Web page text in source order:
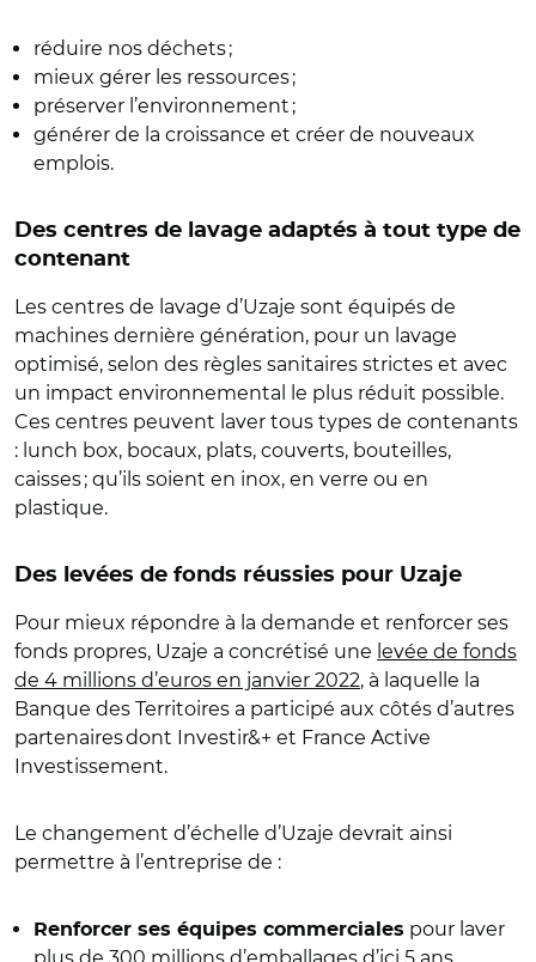
réduire nos déchets ;
mieux gérer les ressources ;
préserver l’environnement ;
générer de la croissance et créer de nouveaux
emplois.
Des centres de lavage adaptés à tout type de
contenant
Les centres de lavage d’Uzaje sont équipés de
machines dernière génération, pour un lavage
optimisé, selon des règles sanitaires strictes et avec
un impact environnemental le plus réduit possible.
Ces centres peuvent laver tous types de contenants
: lunch box, bocaux, plats, couverts, bouteilles,
caisses ; qu’ils soient en inox, en verre ou en
plastique.
Des levées de fonds réussies pour Uzaje
Pour mieux répondre à la demande et renforcer ses
fonds propres, Uzaje a concrétisé une levée de fonds
de 4 millions d’euros en janvier 2022, à laquelle la
Banque des Territoires a participé aux côtés d’autres
partenaires dont Investir&+ et France Active
Investissement.
Le changement d’échelle d’Uzaje devrait ainsi
permettre à l’entreprise de :
Renforcer ses équipes commerciales pour laver
plus de 300 millions d’emballages d’ici 5 ans.